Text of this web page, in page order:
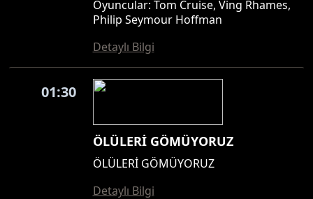
Oyuncular: Tom Cruise, Ving Rhames,
Philip Seymour Hoffman
Detaylı Bilgi
01:30
ÖLÜLERİ GÖMÜYORUZ
ÖLÜLERİ GÖMÜYORUZ
Detaylı Bilgi